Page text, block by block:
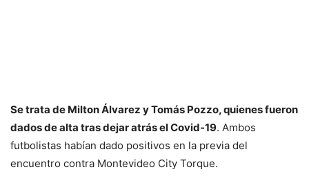
Se trata de Milton Álvarez y Tomás Pozzo, quienes fueron
dados de alta tras dejar atrás el Covid-19. Ambos
futbolistas habían dado positivos en la previa del
encuentro contra Montevideo City Torque.